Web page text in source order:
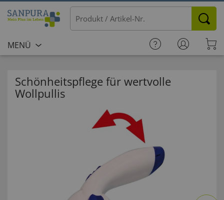
MENÜ
Schönheitspflege für wertvolle
Wollpullis